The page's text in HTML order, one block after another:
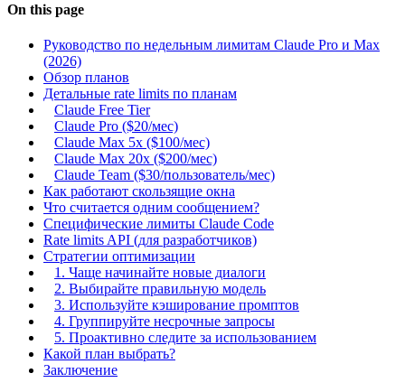
On this page
Руководство по недельным лимитам Claude Pro и Max
(2026)
Обзор планов
Детальные rate limits по планам
Claude Free Tier
Claude Pro ($20/мес)
Claude Max 5x ($100/мес)
Claude Max 20x ($200/мес)
Claude Team ($30/пользователь/мес)
Как работают скользящие окна
Что считается одним сообщением?
Специфические лимиты Claude Code
Rate limits API (для разработчиков)
Стратегии оптимизации
1. Чаще начинайте новые диалоги
2. Выбирайте правильную модель
3. Используйте кэширование промптов
4. Группируйте несрочные запросы
5. Проактивно следите за использованием
Какой план выбрать?
Заключение